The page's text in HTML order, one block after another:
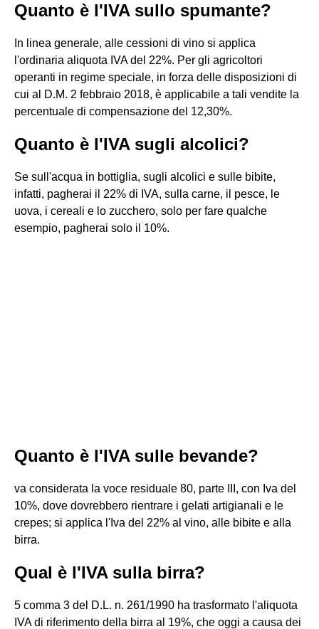
Quanto è l'IVA sullo spumante?
In linea generale, alle cessioni di vino si applica
l'ordinaria aliquota IVA del 22%. Per gli agricoltori
operanti in regime speciale, in forza delle disposizioni di
cui al D.M. 2 febbraio 2018, è applicabile a tali vendite la
percentuale di compensazione del 12,30%.
Quanto è l'IVA sugli alcolici?
Se sull'acqua in bottiglia, sugli alcolici e sulle bibite,
infatti, pagherai il 22% di IVA, sulla carne, il pesce, le
uova, i cereali e lo zucchero, solo per fare qualche
esempio, pagherai solo il 10%.
Quanto è l'IVA sulle bevande?
va considerata la voce residuale 80, parte III, con Iva del
10%, dove dovrebbero rientrare i gelati artigianali e le
crepes; si applica l'Iva del 22% al vino, alle bibite e alla
birra.
Qual è l'IVA sulla birra?
5 comma 3 del D.L. n. 261/1990 ha trasformato l'aliquota
IVA di riferimento della birra al 19%, che oggi a causa dei